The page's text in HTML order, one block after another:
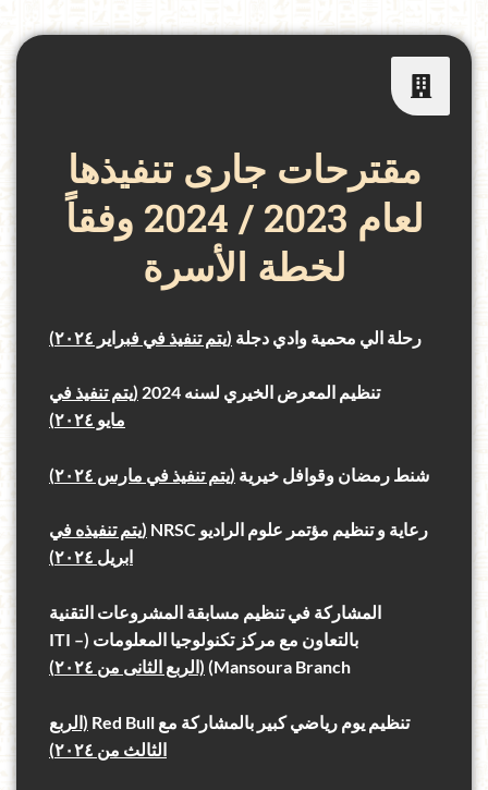
مقترحات جارى تنفيذها
لعام 2023 / 2024 وفقاً
لخطة الأسرة
رحلة الي محمية وادي دجلة (يتم تنفيذ في فبراير ٢٠٢٤)
تنظيم المعرض الخيري لسنه 2024
(يتم تنفيذ في
مايو ٢٠٢٤)
شنط رمضان وقوافل خيرية (يتم تنفيذ في مارس ٢٠٢٤)
رعاية و تنظيم مؤتمر علوم الراديو NRSC
(يتم تنفيذه في
ابريل ٢٠٢٤)
المشاركة في تنظيم مسابقة المشروعات التقنية
بالتعاون مع مركز تكنولوجيا المعلومات (ITI –
Mansoura Branch) (الربع الثانى من ٢٠٢٤)
تنظيم يوم رياضي كبير بالمشاركة مع Red Bull
(الربع
الثالث من ٢٠٢٤)